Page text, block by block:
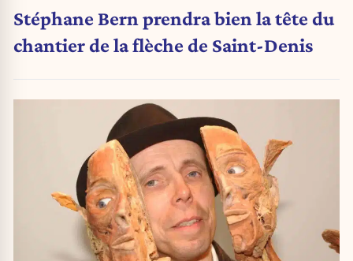
Stéphane Bern prendra bien la tête du
chantier de la flèche de Saint-Denis